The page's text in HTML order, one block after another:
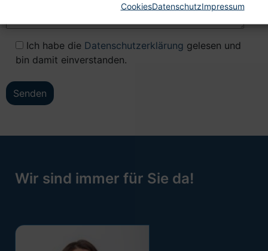
CookiesDatenschutzImpressum
Ich habe die Datenschutzerklärung gelesen und
bin damit einverstanden.
Wir sind immer für Sie da!